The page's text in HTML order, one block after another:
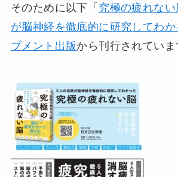
そのために以下「 究極の疲れな
が脳神経を徹底的に研究してわか
ブメント出版から刊行されていま